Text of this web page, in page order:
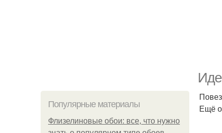
Популярные материалы
Флизелиновые обои: все, что нужно
Ещё